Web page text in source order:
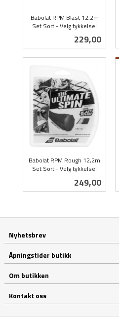
Babolat RPM Blast 12,2m
Set Sort - Velg tykkelse!
Pris
229,00
Babolat RPM Rough 12,2m
Set Sort - Velg tykkelse!
Pris
249,00
Nyhetsbrev
Åpningstider butikk
Om butikken
Kontakt oss